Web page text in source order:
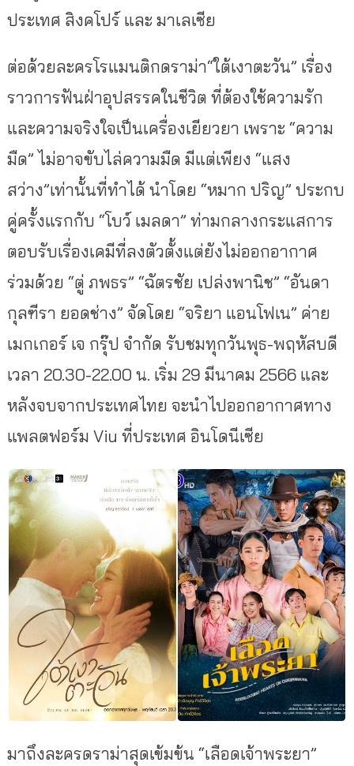
ประเทศ สิงคโปร์ และ มาเลเซีย
ต่อด้วยละครโรแมนติกดราม่า“ใต้เงาตะวัน” เรื่อง
ราวการฟันฝ่าอุปสรรคในชีวิต ที่ต้องใช้ความรัก
และความจริงใจเป็นเครื่องเยียวยา เพราะ “ความ
มืด” ไม่อาจขับไล่ความมืด มีแต่เพียง “แสง
สว่าง”เท่านั้นที่ทำได้ นำโดย “หมาก ปริญ” ประกบ
คู่ครั้งแรกกับ “โบว์ เมลดา” ท่ามกลางกระแสการ
ตอบรับเรื่องเคมีที่ลงตัวตั้งแต่ยังไม่ออกอากาศ
ร่วมด้วย “ตู่ ภพธร” “ฉัตรชัย เปล่งพานิช” “อันดา
กุลฑีรา ยอดช่าง” จัดโดย “จริยา แอนโฟเน” ค่าย
เมกเกอร์ เจ กรุ๊ป จำกัด รับชมทุกวันพุธ-พฤหัสบดี
เวลา 20.30-22.00 น. เริ่ม 29 มีนาคม 2566 และ
หลังจบจากประเทศไทย จะนำไปออกอากาศทาง
แพลตฟอร์ม Viu ที่ประเทศ อินโดนีเซีย
มาถึงละครดราม่าสุดเข้มข้น “เลือดเจ้าพระยา”